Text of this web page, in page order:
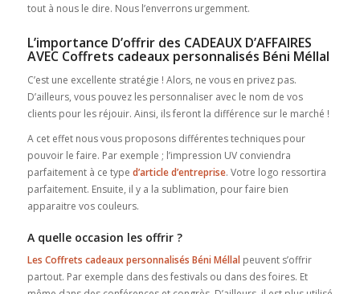
tout à nous le dire. Nous l’enverrons urgemment.
L’importance D’offrir des CADEAUX D’AFFAIRES
AVEC Coffrets cadeaux personnalisés Béni Méllal
C’est une excellente stratégie ! Alors, ne vous en privez pas.
D’ailleurs, vous pouvez les personnaliser avec le nom de vos
clients pour les réjouir. Ainsi, ils feront la différence sur le marché !
A cet effet nous vous proposons différentes techniques pour
pouvoir le faire. Par exemple ; l’impression UV conviendra
parfaitement à ce type d’article d’entreprise. Votre logo ressortira
parfaitement. Ensuite, il y a la sublimation, pour faire bien
apparaitre vos couleurs.
A quelle occasion les offrir ?
Les Coffrets cadeaux personnalisés Béni Méllalpeuvent s’offrir
partout. Par exemple dans des festivals ou dans des foires. Et